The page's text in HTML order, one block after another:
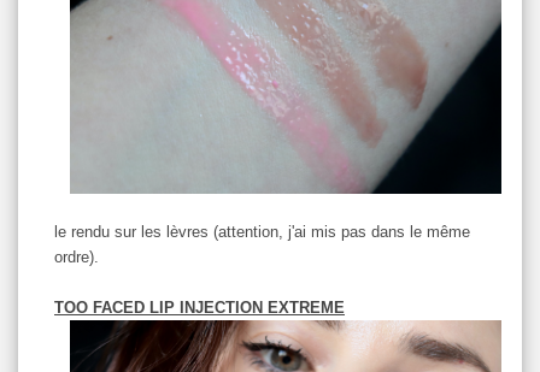
le rendu sur les lèvres (attention, j'ai mis pas dans le même
ordre).
TOO FACED LIP INJECTION EXTREME